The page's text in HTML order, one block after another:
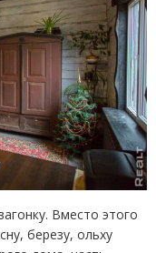
Вместо этого
березу, ольху